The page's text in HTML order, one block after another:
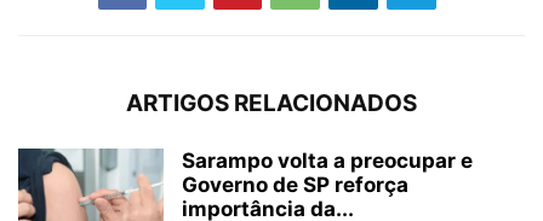
ARTIGOS RELACIONADOS
Sarampo volta a preocupar e
Governo de SP reforça
importância da...